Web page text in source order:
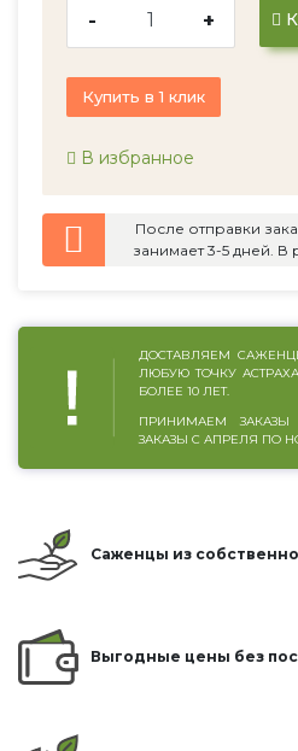
- +
Купить в 1 клик
В избранное
После отправки
занимает 3-5 дней. В
ДОСТАВЛЯЕМ
ЛЮБУЮ ТОЧКУ
БОЛЕЕ 10 ЛЕТ.
ПРИНИМАЕМ
ЗАКАЗЫ С АПРЕЛЯ ПО
Саженцы из
Выгодные цены без